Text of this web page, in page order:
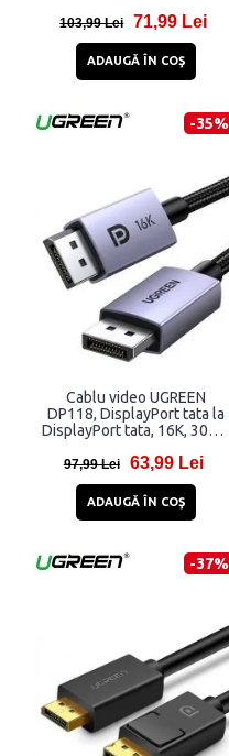
103,99 Lei 71,99 Lei
ADAUGĂ ÎN COŞ
-35%
Cablu video UGREEN
DP118, DisplayPort tata la
DisplayPort tata, 16K, 30Hz,
97,99 Lei 63,99 Lei
ADAUGĂ ÎN COŞ
-37%